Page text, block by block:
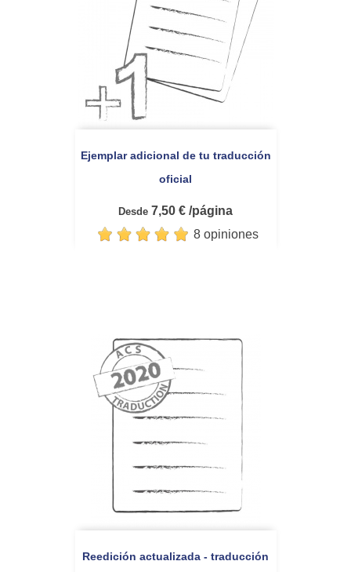
Ejemplar adicional de tu traducción
oficial
Desde 7,50 € /página
8 opiniones
Reedición actualizada - traducción